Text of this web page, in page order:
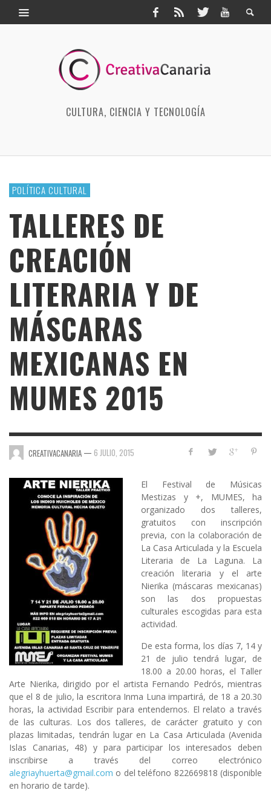
CULTURA, CIENCIA Y TECNOLOGÍA
POLÍTICA CULTURAL
TALLERES DE
CREACIÓN
LITERARIA Y DE
MÁSCARAS
MEXICANAS EN
MUMES 2015
CREATIVACANARIA — 6 JULIO, 2015
El Festival de Músicas
Mestizas y +, MUMES, ha
organizado dos talleres,
gratuitos con inscripción
previa, con la colaboración de
La Casa Articulada y la Escuela
Literaria de La Laguna. La
creación literaria y el arte
Nierika (máscaras mexicanas)
son las dos propuestas
culturales escogidas para esta
actividad.
De esta forma, los días 7, 14 y
21 de julio tendrá lugar, de
18.00 a 20.00 horas, el Taller
Arte Nierika, dirigido por el artista Fernando Pedrós, mientras
que el 8 de julio, la escritora Inma Luna impartirá, de 18 a 20.30
horas, la actividad Escribir para entendernos. El relato a través
de las culturas. Los dos talleres, de carácter gratuito y con
plazas limitadas, tendrán lugar en La Casa Articulada (Avenida
Islas Canarias, 48) y para participar los interesados deben
inscribirse a través del correo electrónico
alegriayhuerta@gmail.com o del teléfono 822669818 (disponible
en horario de tarde).